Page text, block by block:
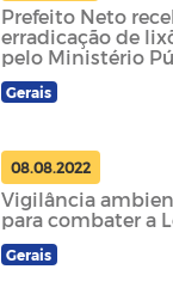
Prefeito Neto
erradicação de
pelo Ministério
Gerais
08.08.2022
Vigilância
para combater a
Gerais